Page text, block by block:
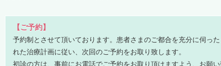
【ご予約】
予約制とさせて頂いております。患者さまのご都合を充分に伺っ
れた治療計画に従い、次回のご予約をお取り致します。
初診の方は、事前にお電話でご予約をお取り頂けますよう、お願